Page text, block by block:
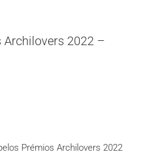
2022 –
Prémios Archilovers 2022